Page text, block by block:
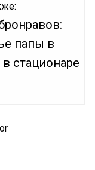
папы в
стационаре